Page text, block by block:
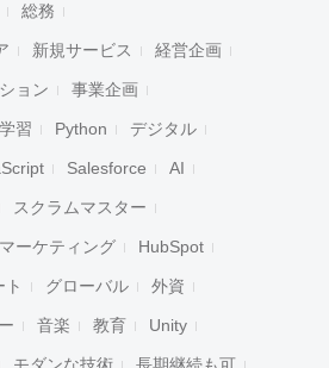
総務
新規サービス 経営企画
ョン 事業企画
習 Python デジタル
Salesforce AI
スクラムマスター
ーケティング HubSpot
ト グローバル 外資
音楽 教育 Unity